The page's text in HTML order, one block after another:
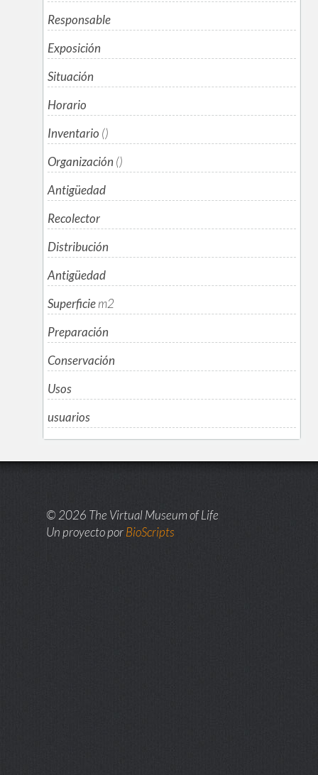
Responsable
Exposición
Situación
Horario
Inventario ()
Organización ()
Antigüedad
Recolector
Distribución
Antigüedad
Superficiem2
Preparación
Conservación
Usos
usuarios
© 2026 The Virtual Museum of Life
Un proyecto porBioScripts